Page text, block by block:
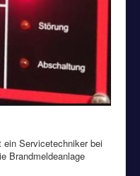
ein Servicetechniker bei
Brandmeldeanlage